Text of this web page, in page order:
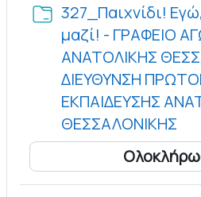
327_Παιχνίδι!
μαζί! - ΓΡΑΦΕΙΟ
ΑΝΑΤΟΛΙΚΗΣ
ΔΙΕΥΘΥΝΣΗ
ΕΚΠΑΙΔΕΥΣΗΣ
ΘΕΣΣΑΛΟΝΙΚΗΣ